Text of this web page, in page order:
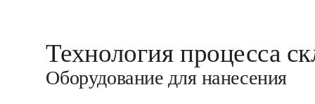
Технология процесса
Оборудование для нанесения